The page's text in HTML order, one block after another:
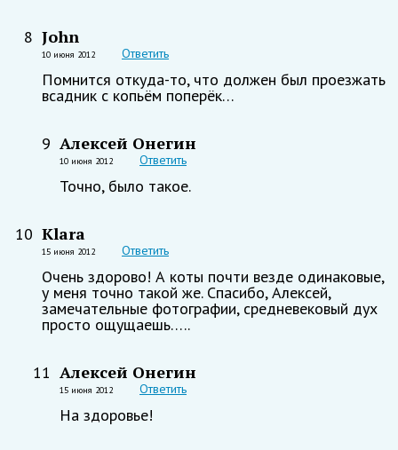
8 John
10 июня 2012 Ответить
Помнится откуда-то, что должен был проезжать
всадник с копьём поперёк…
9 Алексей Онегин
10 июня 2012 Ответить
Точно, было такое.
10 Klara
15 июня 2012 Ответить
Очень здорово! А коты почти везде одинаковые,
у меня точно такой же. Спасибо, Алексей,
замечательные фотографии, средневековый дух
просто ощущаешь…..
11 Алексей Онегин
15 июня 2012 Ответить
На здоровье!